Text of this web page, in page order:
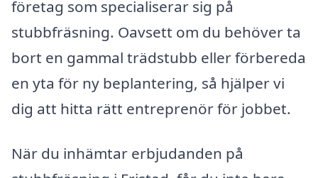
företag som specialiserar sig på
stubbfräsning. Oavsett om du behöver ta
bort en gammal trädstubb eller förbereda
en yta för ny beplantering, så hjälper vi
dig att hitta rätt entreprenör för jobbet.
När du inhämtar erbjudanden på